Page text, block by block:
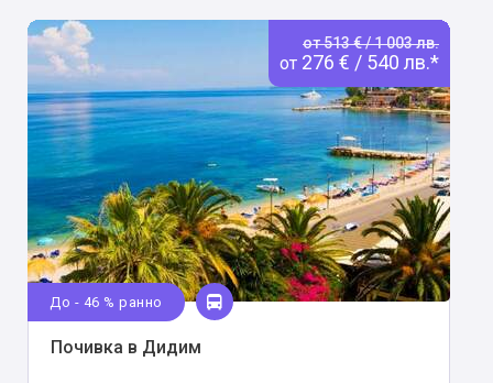
от 513 € / 1 003 лв.
от 276 € / 540 лв.*
До - 46 % ранно
Почивка в Дидим